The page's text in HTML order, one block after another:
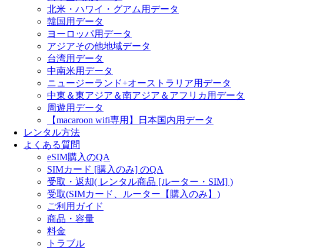
北米・ハワイ・グアム用データ
韓国用データ
ヨーロッパ用データ
アジアその他地域データ
台湾用データ
中南米用データ
ニュージーランド+オーストラリア用データ
中東＆東アジア＆南アジア＆アフリカ用データ
周遊用データ
【macaroon wifi専用】日本国内用データ
レンタル方法
よくある質問
eSIM購入のQA
SIMカード [購入のみ] のQA
受取・返却( レンタル商品 [ルーター・SIM] )
受取(SIMカード、ルーター【購入のみ】)
ご利用ガイド
商品・容量
料金
トラブル